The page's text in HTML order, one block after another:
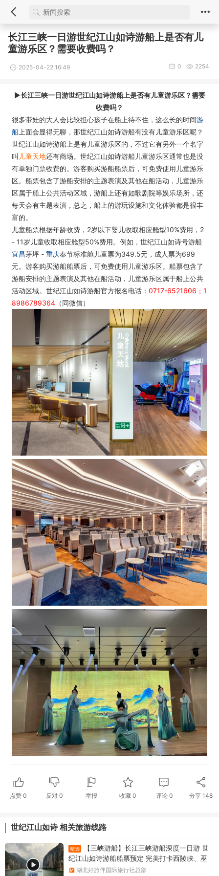
长江三峡一日游世纪江山如诗游船上是否有儿
童游乐区？需要收费吗？
2025-04-22 16:49 2254
0
►长江三峡一日游世纪江山如诗游船上是否有儿童游乐区？需要
收费吗？
很多带娃的大人会比较担心孩子在船上待不住，这么长的时间游
船 上面会显得无聊，那世纪江山如诗游船有没有儿童游乐区呢？
世纪江山如诗游船上是有儿童游乐区的，不过它有另外一个名字
叫 儿童天地还有商场。世纪江山如诗游船儿童游乐区通常也是没
有单独门票收费的。游客购买游船船票后，可免费使用儿童游乐
区。船票包含了游船安排的主题表演及其他在船活动，儿童游乐
区属于船上公共活动区域，游船上还有如歌剧院等娱乐场所，还
每天会有主题表演，总之，船上的游玩设施和文化体验都是很丰
富的。
儿童船票根据年龄收费，2岁以下婴儿收取相应舱型10%费用，2
- 11岁儿童收取相应舱型50%费用。例如，世纪江山如诗号游船
宜昌茅坪 - 重庆奉节标准舱儿童票为349.5元，成人票为699
元。游客购买游船船票后，可免费使用儿童游乐区。船票包含了
游船安排的主题表演及其他在船活动，儿童游乐区属于船上公共
活动区域。世纪江山如诗游船官方报名电话： 0717-6521606；1
8986789364 （同微信）
点赞 0 反对0 举报 收藏 0 评论 0 分享 148
世纪江山如诗 相关旅游线路
精选
【三峡游船】长江三峡游船深度一日游 世
纪江山如诗游船船票预定 完美打卡西陵峡、巫
峡、瞿塘峡宜昌到重庆奉节一日游船票 重庆奉节
湖北好旅伴国际旅行社总部